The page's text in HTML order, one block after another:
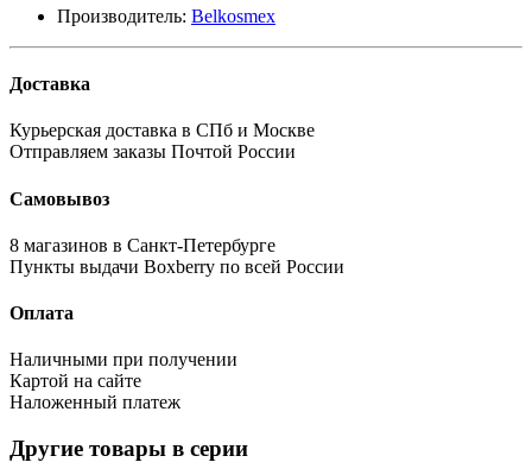
Производитель: Belkosmex
Доставка
Курьерская доставка в СПб и Москве
Отправляем заказы Почтой России
Самовывоз
8 магазинов в Санкт-Петербурге
Пункты выдачи Boxberry по всей России
Оплата
Наличными при получении
Картой на сайте
Наложенный платеж
Другие товары в серии